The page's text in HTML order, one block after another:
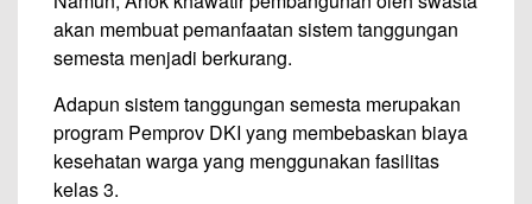
akan membuat pemanfaatan sistem tanggungan
semesta menjadi berkurang.
Adapun sistem tanggungan semesta merupakan
program Pemprov DKI yang membebaskan biaya
kesehatan warga yang menggunakan fasilitas
kelas 3.